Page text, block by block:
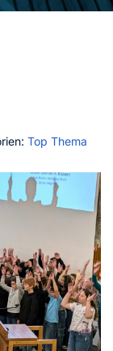
Top Thema